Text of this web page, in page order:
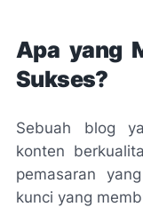
Apa yang
Sukses?
Sebuah blog
konten
pemasaran
kunci yang